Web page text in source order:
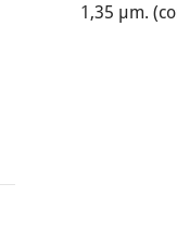
1,35 μm.